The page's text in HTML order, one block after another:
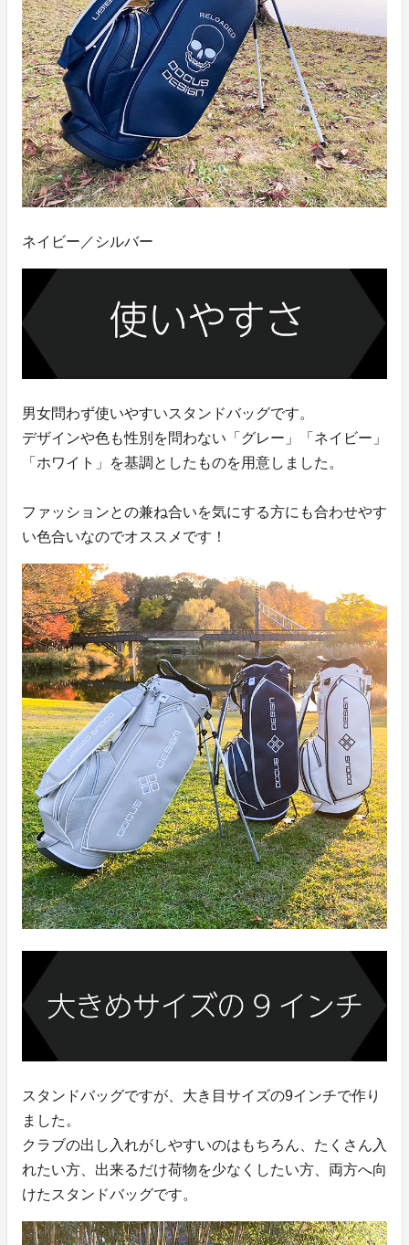
ネイビー／シルバー
男女問わず使いやすいスタンドバッグです。
デザインや色も性別を問わない「グレー」「ネイビー」
「ホワイト」を基調としたものを用意しました。
ファッションとの兼ね合いを気にする方にも合わせやす
い色合いなのでオススメです！
スタンドバッグですが、大き目サイズの9インチで作り
ました。
クラブの出し入れがしやすいのはもちろん、たくさん入
れたい方、出来るだけ荷物を少なくしたい方、両方へ向
けたスタンドバッグです。